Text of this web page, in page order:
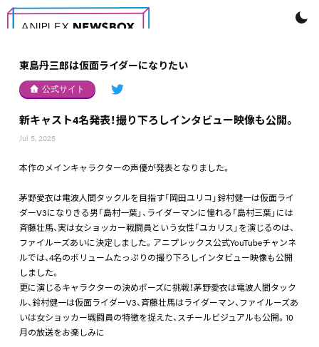
東島丹三郎は仮面ライダーになりたい
公式サイト
新キャスト4名発表！撮り下ろしインタビュー映像も公開。
Jul 5, 2025
本作のメインキャラクターの声優が発表となりました。
茅野愛衣は電波人間タックルを目指す「岡田ユリコ」鈴村健一は仮面ライ
ダーV3になりきる男「島村一葉」、ライダーマンに憧れる「島村三葉」には
斉藤壮馬、実は女ショッカー戦闘員という女性「ユカリス」を演じるのは、
ファイルーズあいに決定しました。アニプレックス公式YouTubeチャンネ
ルでは、4名のボリュームたっぷりの撮り下ろしインタビュー映像も公開
しました。
更に演じるキャラクターの決めポーズに挑戦！茅野愛衣は電波人間タック
ル、鈴村健一は仮面ライダーV3、斉藤壮馬はライダーマン、ファイルーズあ
いは女ショッカー戦闘員の特徴を捉えた、スチールビジュアルも公開。10
月の放送をお楽しみに